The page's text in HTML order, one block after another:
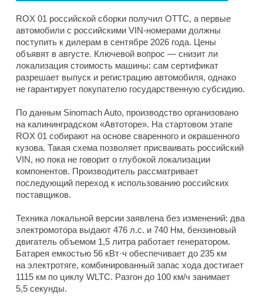
ROX 01 российской сборки получил ОТТС, а первые
автомобили с российскими VIN-номерами должны
поступить к дилерам в сентябре 2026 года. Цены
объявят в августе. Ключевой вопрос — снизит ли
локализация стоимость машины: сам сертификат
разрешает выпуск и регистрацию автомобиля, однако
не гарантирует покупателю государственную субсидию.
По данным Sinomach Auto, производство организовано
на калининградском «Автоторе». На стартовом этапе
ROX 01 собирают на основе сваренного и окрашенного
кузова. Такая схема позволяет присваивать российский
VIN, но пока не говорит о глубокой локализации
компонентов. Производитель рассматривает
последующий переход к использованию российских
поставщиков.
Техника локальной версии заявлена без изменений: два
электромотора выдают 476 л.с. и 740 Нм, бензиновый
двигатель объемом 1,5 литра работает генератором.
Батарея емкостью 56 кВт·ч обеспечивает до 235 км
на электротяге, комбинированный запас хода достигает
1115 км по циклу WLTC. Разгон до 100 км/ч занимает
5,5 секунды.